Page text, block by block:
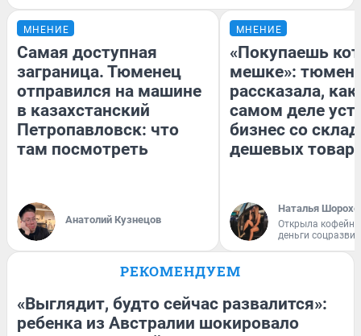
МНЕНИЕ
Самая доступная
заграница. Тюменец
отправился на машине
в казахстанский
Петропавловск: что
там посмотреть
Анатолий Кузнецов
МНЕНИЕ
«Покупаешь
мешке»:
рассказала, как
самом деле
бизнес со
дешевых
Наталья
Открыла
деньги
РЕКОМЕНДУЕМ
«Выглядит, будто сейчас развалится»:
ребенка из Австралии шокировало